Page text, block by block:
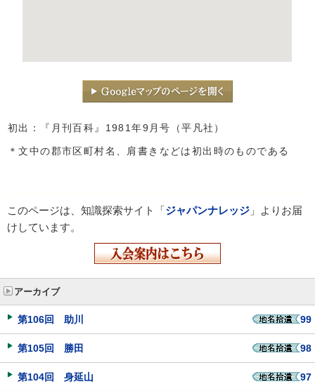
初出：『月刊百科』1981年9月号（平凡社）
＊文中の郡市区町村名、肩書きなどは初出時のものである
このページは、知識探索サイト「ジャパンナレッジ 」よりお届
けしています。
アーカイブ
第106回 助川 99
第105回 勝田 98
第104回 身延山 97